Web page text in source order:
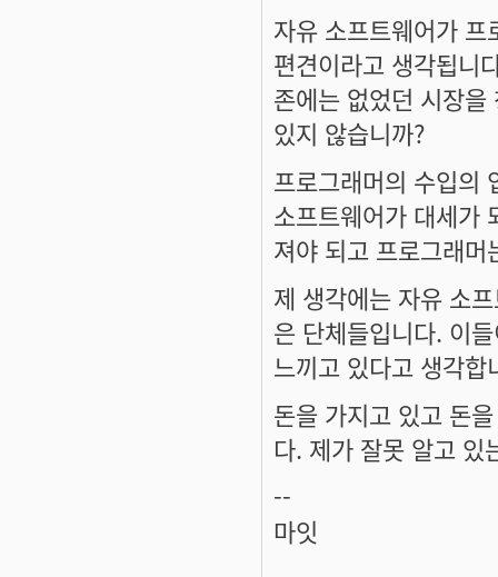
자유 소프트웨어가
편견이라고 생각됩니
존에는 없었던 시장
있지 않습니까?
프로그래머의 수입의
소프트웨어가 대세가
져야 되고 프로그래머
제 생각에는 자유 소
은 단체들입니다. 이
느끼고 있다고 생각합
돈을 가지고 있고 돈
다. 제가 잘못 알고 있
--
마잇